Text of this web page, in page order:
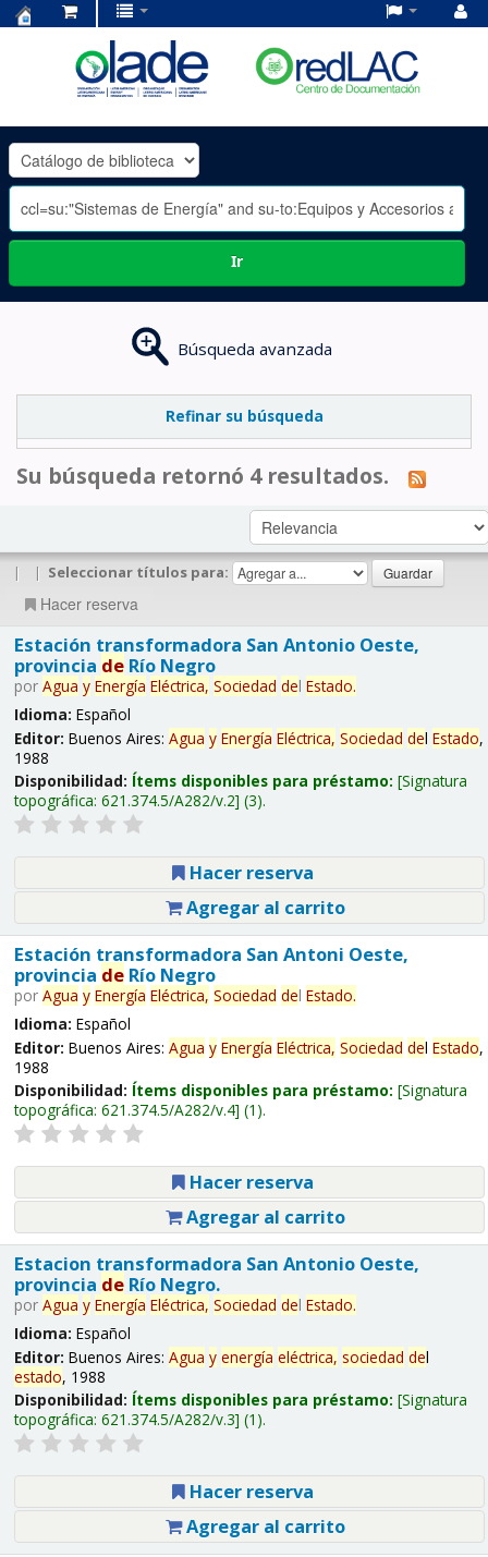
OLADE
-
Ir
Búsqueda avanzada
Refinar su búsqueda
Su búsqueda retornó 4 resultados.
| | Seleccionar títulos para:
Hacer reserva
Estación transformadora San Antonio Oeste,
provincia deRío Negro
por Agua y Energía Eléctrica, Sociedad del Estado.
Idioma: Español
Editor: Buenos Aires: Agua y Energía Eléctrica, Sociedad del Estado,
1988
Disponibilidad: Ítems disponibles para préstamo: Signatura
topográfica: 621.374.5/A282/v.2 (3).
Hacer reserva
Agregar al carrito
Estación transformadora San Antoni Oeste,
provincia deRío Negro
por Agua y Energía Eléctrica, Sociedad del Estado.
Idioma: Español
Editor: Buenos Aires: Agua y Energía Eléctrica, Sociedad del Estado,
1988
Disponibilidad: Ítems disponibles para préstamo: Signatura
topográfica: 621.374.5/A282/v.4 (1).
Hacer reserva
Agregar al carrito
Estacion transformadora San Antonio Oeste,
provincia deRío Negro.
por Agua y Energía Eléctrica, Sociedad del Estado.
Idioma: Español
Editor: Buenos Aires: Agua y energía eléctrica, sociedad del
estado, 1988
Disponibilidad: Ítems disponibles para préstamo: Signatura
topográfica: 621.374.5/A282/v.3 (1).
Hacer reserva
Agregar al carrito